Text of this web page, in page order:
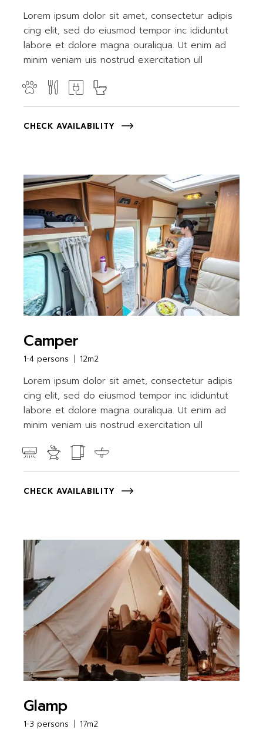
Lorem ipsum dolor sit amet, consectetur adipis
cing elit, sed do eiusmod tempor inc ididuntut
labore et dolore magna ouraliqua. Ut enim ad
minim veniam uis nostrud exercitation ull
CHECK AVAILABILITY
Camper
1-4 persons 12m2
Lorem ipsum dolor sit amet, consectetur adipis
cing elit, sed do eiusmod tempor inc ididuntut
labore et dolore magna ouraliqua. Ut enim ad
minim veniam uis nostrud exercitation ull
CHECK AVAILABILITY
Glamp
1-3 persons 17m2